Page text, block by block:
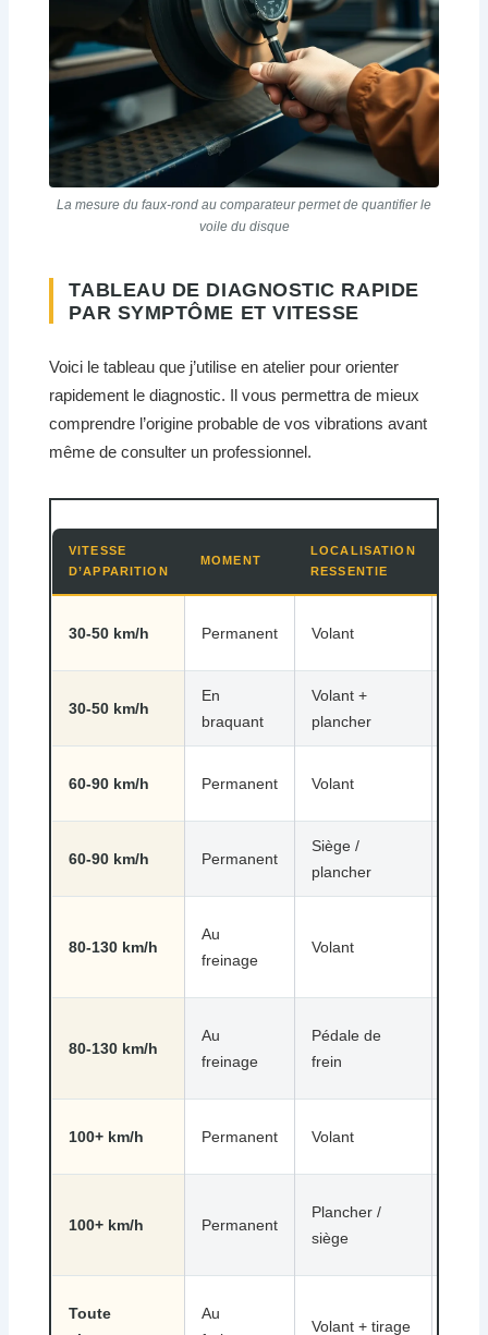
La mesure du faux-rond au comparateur permet de quantifier le
voile du disque
TABLEAU DE DIAGNOSTIC RAPIDE
PAR SYMPTÔME ET VITESSE
Voici le tableau que j’utilise en atelier pour orienter
rapidement le diagnostic. Il vous permettra de mieux
comprendre l’origine probable de vos vibrations avant
même de consulter un professionnel.
VITESSE
D’APPARITION
MOMENT
LOCALISATION
RESSENTIE
30-50 km/h Permanent Volant
30-50 km/h
En
braquant
Volant +
plancher
60-90 km/h Permanent Volant
60-90 km/h Permanent
Siège /
plancher
80-130 km/h
Au
freinage
Volant
80-130 km/h
Au
freinage
Pédale de
frein
100+ km/h Permanent Volant
100+ km/h Permanent
Plancher /
siège
Toute
Au
Volant + tirage